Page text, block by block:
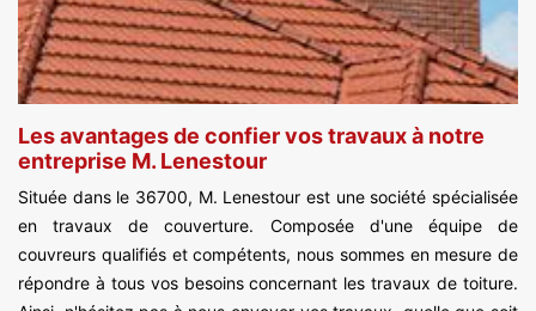
Les avantages de confier vos travaux à notre
entreprise M. Lenestour
Située dans le 36700, M. Lenestour est une société spécialisée
en travaux de couverture. Composée d'une équipe de
couvreurs qualifiés et compétents, nous sommes en mesure de
répondre à tous vos besoins concernant les travaux de toiture.